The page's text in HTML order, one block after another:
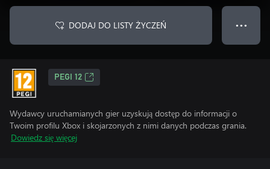
DODAJ DO LISTY ŻYCZEŃ ● ● ●
PEGI 12
Wydawcy uruchamianych gier uzyskują dostęp do informacji o
Twoim profilu Xbox i skojarzonych z nimi danych podczas grania.
Dowiedz się więcej